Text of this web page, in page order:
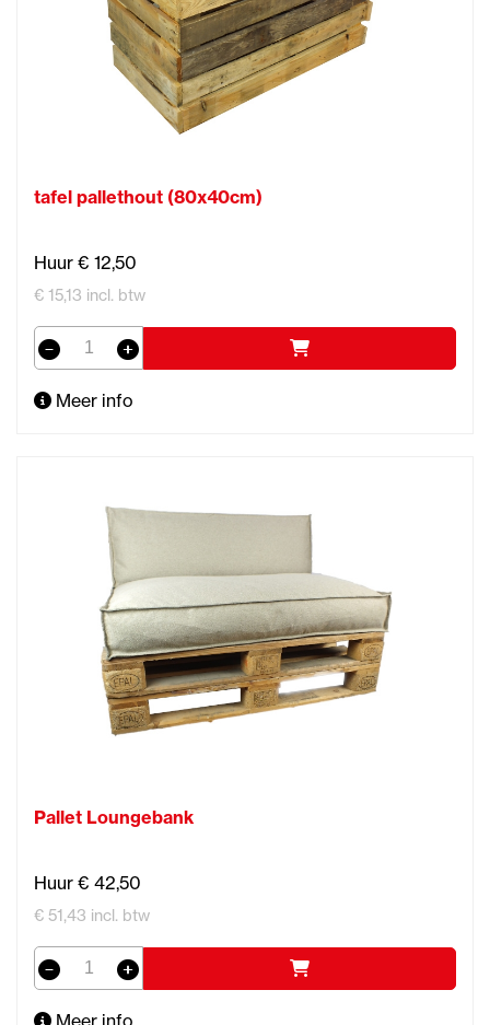
tafel pallethout (80x40cm)
Huur € 12,50
€ 15,13 incl. btw
Meer info
Pallet Loungebank
Huur € 42,50
€ 51,43 incl. btw